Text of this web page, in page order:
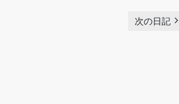
次の日記navigate_next